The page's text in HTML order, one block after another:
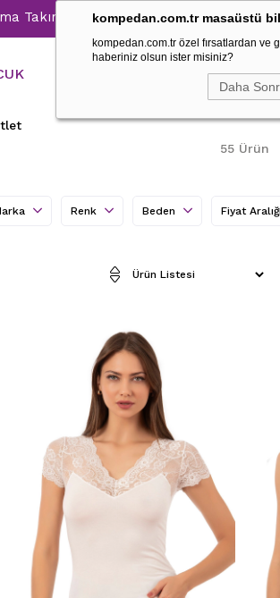
kompedan.com.tr masaüstü
kompedan.com.tr özel fırsatlardan ve
haberiniz olsun ister misiniz?
Daha
%30 İndirim → 1500 TL ve üzeri
55 Ürün
Renk Beden Fiyat Aralığı